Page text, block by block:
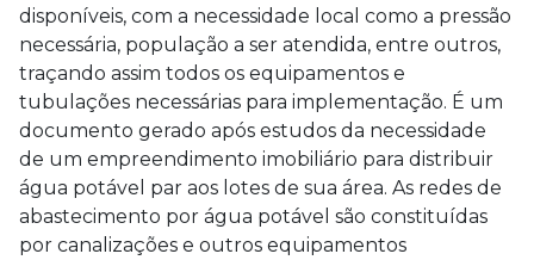
disponíveis, com a necessidade local como a pressão
necessária, população a ser atendida, entre outros,
traçando assim todos os equipamentos e
tubulações necessárias para implementação. É um
documento gerado após estudos da necessidade
de um empreendimento imobiliário para distribuir
água potável par aos lotes de sua área. As redes de
abastecimento por água potável são constituídas
por canalizações e outros equipamentos